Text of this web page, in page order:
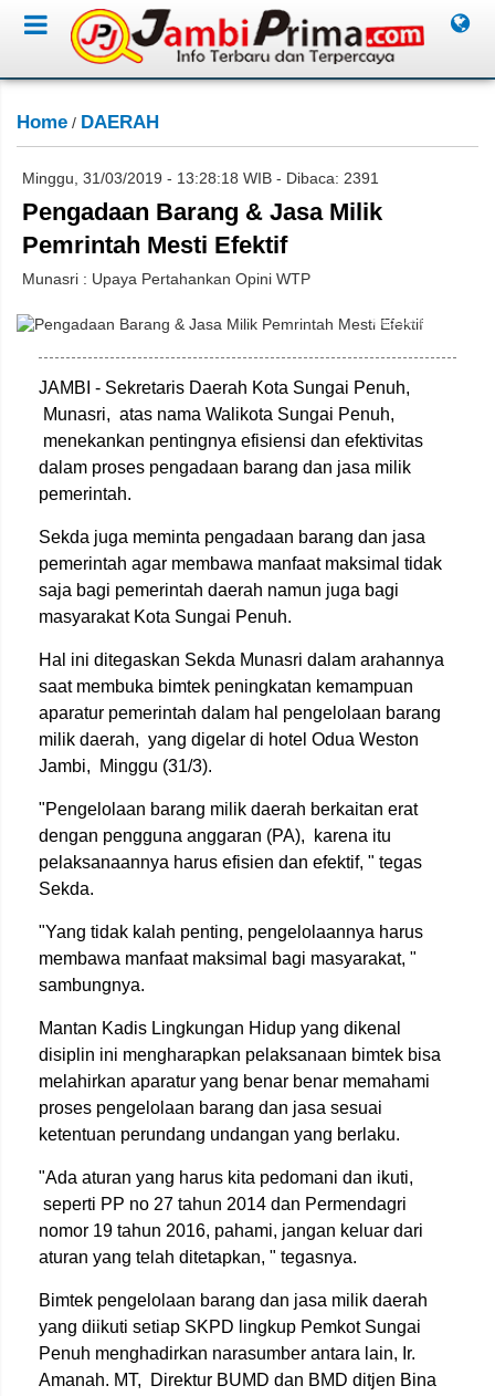
Home / DAERAH
Minggu, 31/03/2019 - 13:28:18 WIB - Dibaca: 2391
Pengadaan Barang & Jasa Milik
Pemrintah Mesti Efektif
Munasri : Upaya Pertahankan Opini WTP
Miko/Jambione.com
JAMBI - Sekretaris Daerah Kota Sungai Penuh,
Munasri, atas nama Walikota Sungai Penuh,
menekankan pentingnya efisiensi dan efektivitas
dalam proses pengadaan barang dan jasa milik
pemerintah.
Sekda juga meminta pengadaan barang dan jasa
pemerintah agar membawa manfaat maksimal tidak
saja bagi pemerintah daerah namun juga bagi
masyarakat Kota Sungai Penuh.
Hal ini ditegaskan Sekda Munasri dalam arahannya
saat membuka bimtek peningkatan kemampuan
aparatur pemerintah dalam hal pengelolaan barang
milik daerah, yang digelar di hotel Odua Weston
Jambi, Minggu (31/3).
"Pengelolaan barang milik daerah berkaitan erat
dengan pengguna anggaran (PA), karena itu
pelaksanaannya harus efisien dan efektif, " tegas
Sekda.
"Yang tidak kalah penting, pengelolaannya harus
membawa manfaat maksimal bagi masyarakat, "
sambungnya.
Mantan Kadis Lingkungan Hidup yang dikenal
disiplin ini mengharapkan pelaksanaan bimtek bisa
melahirkan aparatur yang benar benar memahami
proses pengelolaan barang dan jasa sesuai
ketentuan perundang undangan yang berlaku.
"Ada aturan yang harus kita pedomani dan ikuti,
seperti PP no 27 tahun 2014 dan Permendagri
nomor 19 tahun 2016, pahami, jangan keluar dari
aturan yang telah ditetapkan, " tegasnya.
Bimtek pengelolaan barang dan jasa milik daerah
yang diikuti setiap SKPD lingkup Pemkot Sungai
Penuh menghadirkan narasumber antara lain, Ir.
Amanah. MT, Direktur BUMD dan BMD ditjen Bina